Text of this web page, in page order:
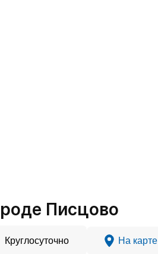
Писцово
Круглосуточно На карте